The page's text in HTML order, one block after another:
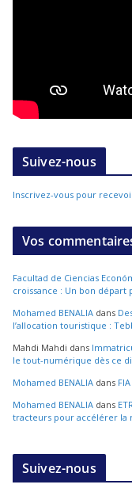
Suivez-nous
Inscrivez-vous pour
Vos
Facultad de Ciencias
croissance : Un bon départ
Mohamed BENALIA dans
l’allocation touristique :
Mahdi Mahdi dans
le tout-numérique dès ce
Mohamed BENALIA dans
Mohamed BENALIA dans
tracteurs pour accélérer la
Suivez-nous